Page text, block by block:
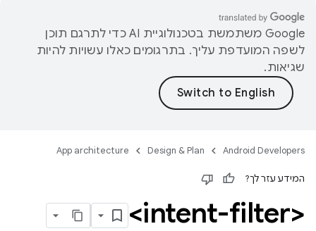
‫Google משתמשת בטכנולוגיית AI כדי לתרגם תוכן
לשפה המועדפת עליך. בתרגומים כאלו עשויות להיות
שגיאות.
Android Developers
Design & Plan
App architecture
המידע עזר לך?
<intent-filter>